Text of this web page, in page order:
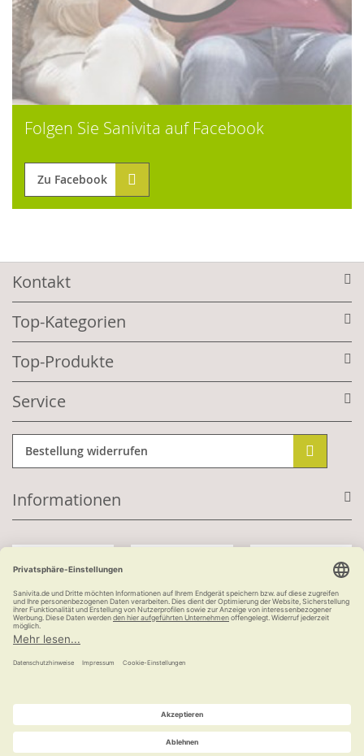
Folgen Sie Sanivita auf Facebook
Zu Facebook
Kontakt
Top-Kategorien
Top-Produkte
Service
Bestellung widerrufen
Informationen
Kauf auf Rechnung
versandkostenfrei